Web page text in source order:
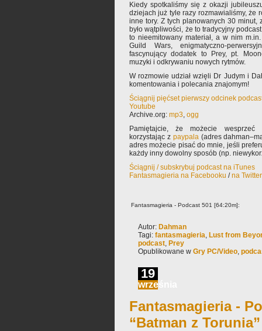
Kiedy spotkaliśmy się z okazji
dziejach już tyle razy rozmawialiśmy, że
inne tory. Z tych planowanych 30 minut,
było wątpliwości, że to tradycyjny
to nieemitowany materiał, a w nim
Guild Wars, enigmatyczno-
fascynujący dodatek to Prey, pt.
muzyki i odkrywaniu nowych rytmów.
W rozmowie udział wzięli Dr Judym i
komentowania i polecania znajomym!
Ściągnij pięćset pierwszy odcinek
Youtube
Archive.org: mp3, ogg
Pamiętajcie, że możecie wesprzeć
korzystając z paypala(adres
adres możecie pisać do mnie, jeśli
każdy inny dowolny sposób (np.
Ściągnij / subskrybuj podcast na iTunes
Fantasmagieria na Facebooku /na
Fantasmagieria - Podcast 501 [64:20m]:
Autor: Dahman
Tagi: fantasmagieria, Lust from
podcast, Prey
Opublikowane w Gry PC/Video,
19
września
Fantasmagieria -
“Batman z Torunia”